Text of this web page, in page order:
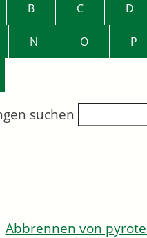
B C D
N O P
suchen
Abbrennen von